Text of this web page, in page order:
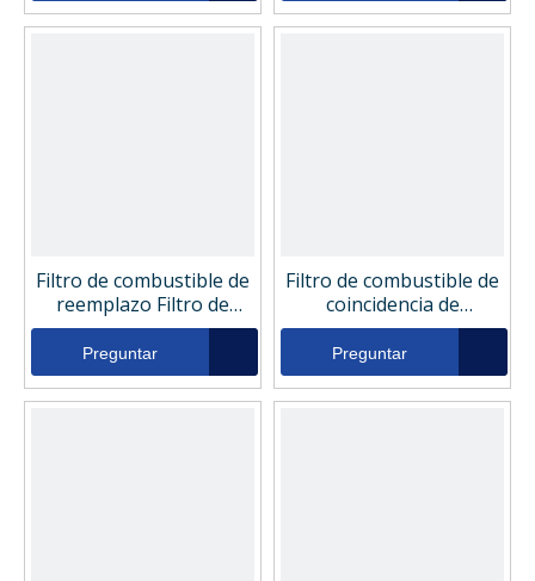
Filtro de combustible de
reemplazo Filtro de
combustible FIL4018
Preguntar
Filtro de combustible de
coincidencia de
reemplazo Filtro de
combustible 7975768
Preguntar